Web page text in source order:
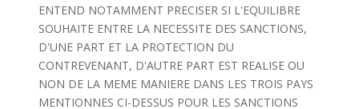
ENTEND NOTAMMENT PRECISER SI L'EQUILIBRE
SOUHAITE ENTRE LA NECESSITE DES SANCTIONS,
D'UNE PART ET LA PROTECTION DU
CONTREVENANT, D'AUTRE PART EST REALISE OU
NON DE LA MEME MANIERE DANS LES TROIS PAYS
MENTIONNES CI-DESSUS POUR LES SANCTIONS